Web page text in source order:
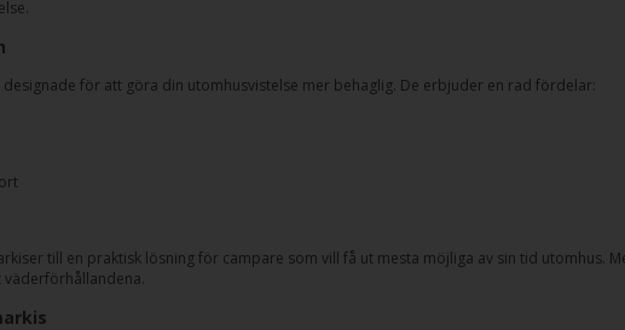
för att göra din utomhusvistelse mer behaglig. De erbjuder en rad fördelar:
till en praktisk lösning för campare som vill få ut mesta möjliga av sin tid utomhus.